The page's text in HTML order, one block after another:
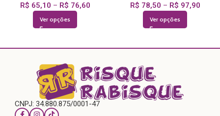
R$ 65,10 – R$ 76,60
Ver opções
R$ 78,50 – R$ 97,90
Ver opções
CNPJ: 34.880.875/0001-47